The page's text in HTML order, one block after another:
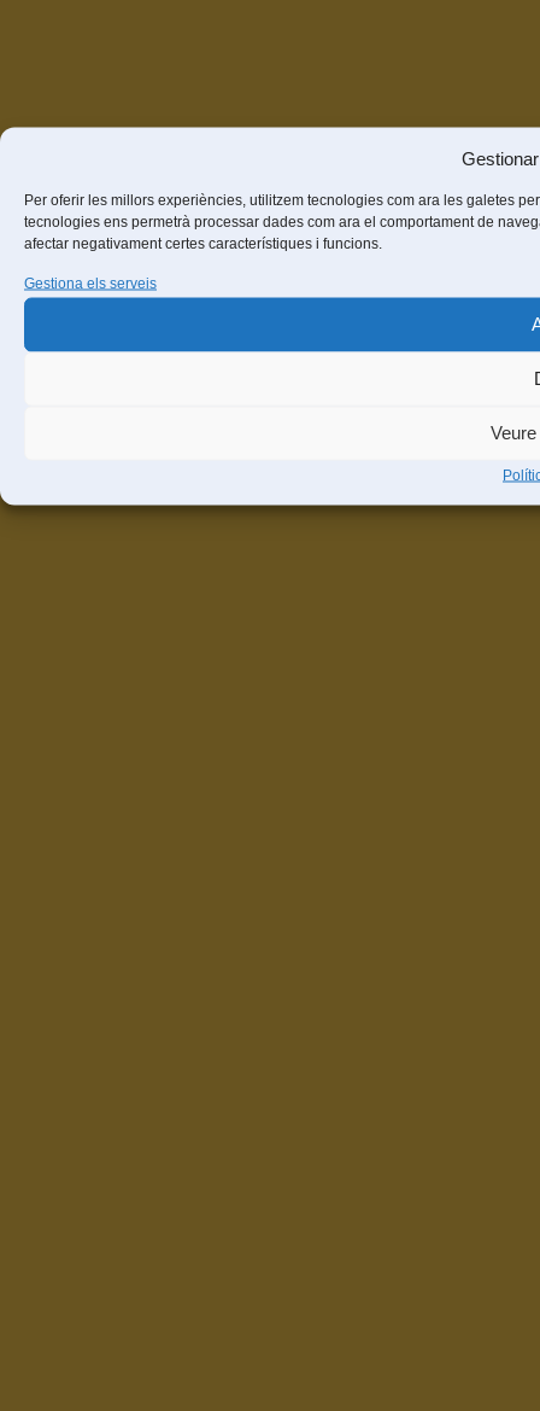
Per oferir les millors experiències, utilitzem tecnologies com ara les galetes
tecnologies ens permetrà processar dades com ara el comportament de
afectar negativament certes característiques i funcions.
Gestiona els serveis